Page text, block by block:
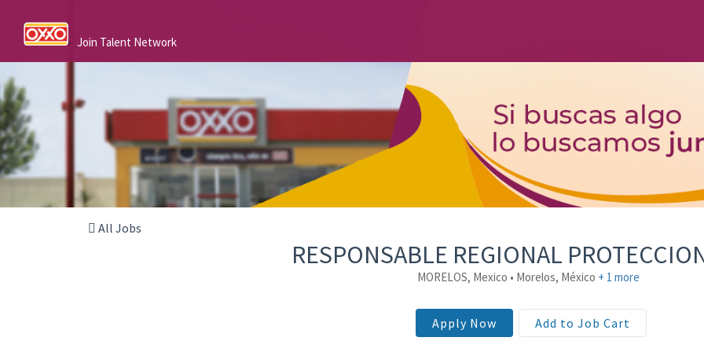
Join Talent Network
All Jobs
RESPONSABLE REGIONAL
MORELOS, Mexico • Morelos, México + 1 more
Apply Now Add to Job Cart